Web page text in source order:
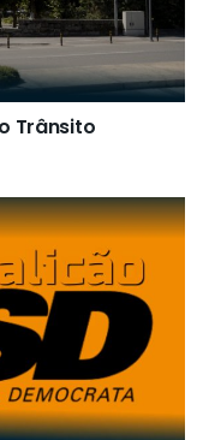
Trânsito